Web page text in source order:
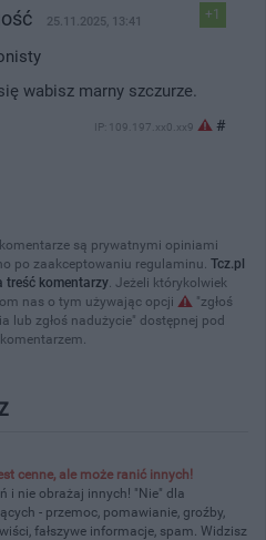
+1
25.11.2025, 13:41
wabisz marny szczurze.
IP: 109.197.xx0.xx9 #
są prywatnymi opiniami
po zaakceptowaniu regulaminu. Tcz.pl
treść komentarzy. Jeżeli którykolwiek
nas o tym używając opcji
"zgłoś
lub zgłoś nadużycie" dostępnej pod
cenne, ale może ranić innych!
i nie obrażaj innych! "Nie" dla
- przemoc, pomawianie, groźby,
fałszywe informacje, spam. Widzisz